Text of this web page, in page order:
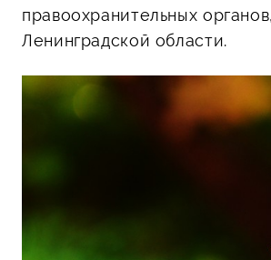
правоохранительных
Ленинградской области.